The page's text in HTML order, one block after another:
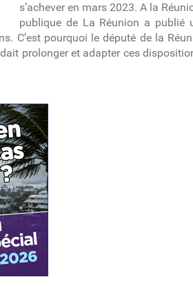
s’achever en mars 2023. A la
publique de La Réunion a publié
C’est pourquoi le député de la
prolonger et adapter ces